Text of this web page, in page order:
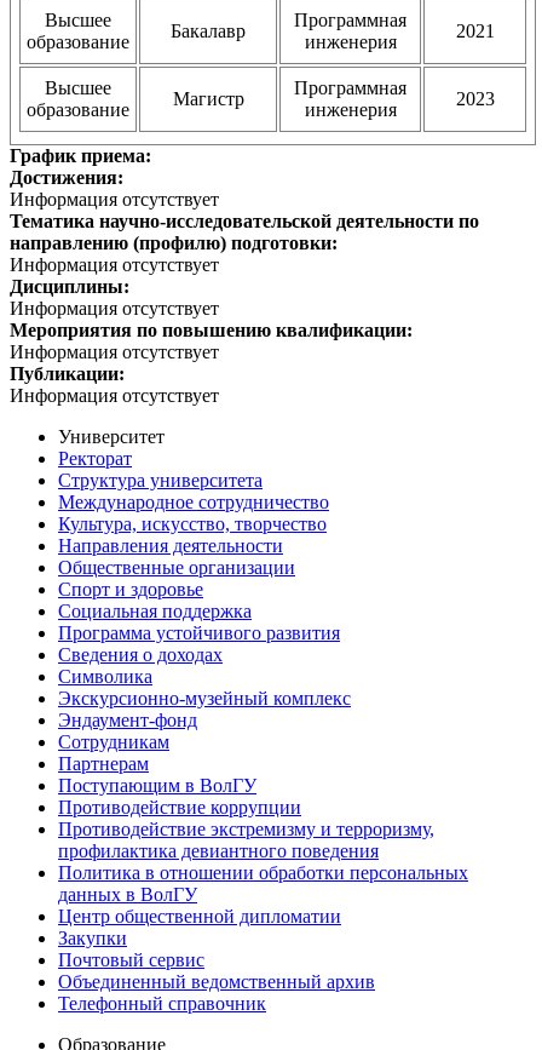
Высшее
образование
Бакалавр
Программная
инженерия
2021
Высшее
образование
Магистр
Программная
инженерия
2023
График приема:
Достижения:
Информация отсутствует
Тематика научно-исследовательской деятельности по
направлению (профилю) подготовки:
Информация отсутствует
Дисциплины:
Информация отсутствует
Мероприятия по повышению квалификации:
Информация отсутствует
Публикации:
Информация отсутствует
Университет
Ректорат
Структура университета
Международное сотрудничество
Культура, искусство, творчество
Направления деятельности
Общественные организации
Спорт и здоровье
Социальная поддержка
Программа устойчивого развития
Сведения о доходах
Символика
Экскурсионно-музейный комплекс
Эндаумент-фонд
Сотрудникам
Партнерам
Поступающим в ВолГУ
Противодействие коррупции
Противодействие экстремизму и терроризму,
профилактика девиантного поведения
Политика в отношении обработки персональных
данных в ВолГУ
Центр общественной дипломатии
Закупки
Почтовый сервис
Объединенный ведомственный архив
Телефонный справочник
Образование